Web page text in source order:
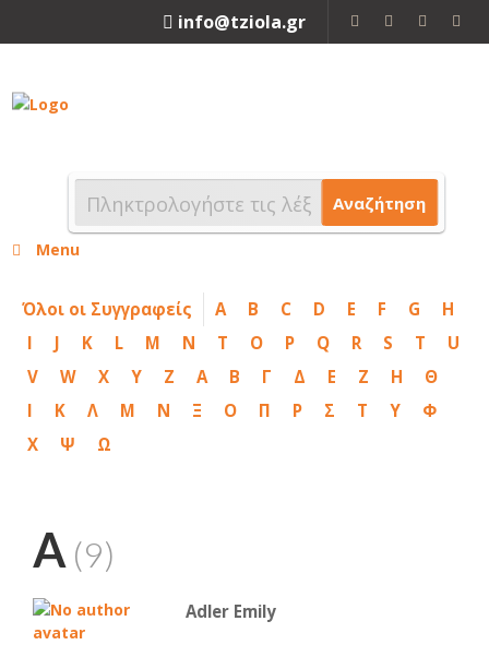
info@tziola.gr
Αναζήτηση
Menu
Όλοι οι Συγγραφείς A B C D E F G
H
I
J K L M N T O P Q R S T
U
V
W X Y Z Α Β Γ Δ Ε Ζ Η
Θ
Ι
Κ Λ Μ Ν Ξ Ο Π Ρ Σ Τ Υ
Φ
Χ
Ψ Ω
A (9)
Adler Emily